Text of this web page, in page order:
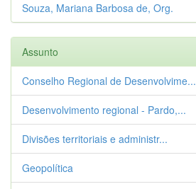
Souza, Mariana Barbosa de, Org.
Assunto
Conselho Regional de Desenvolvime...
Desenvolvimento regional - Pardo,...
Divisões territoriais e administr...
Geopolítica